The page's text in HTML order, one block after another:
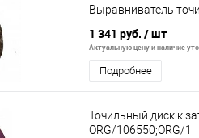
Выравниватель
1 341 руб. / шт
Актуальную цену и наличие
Подробнее
Точильный диск к
ORG/106550;ORG/1